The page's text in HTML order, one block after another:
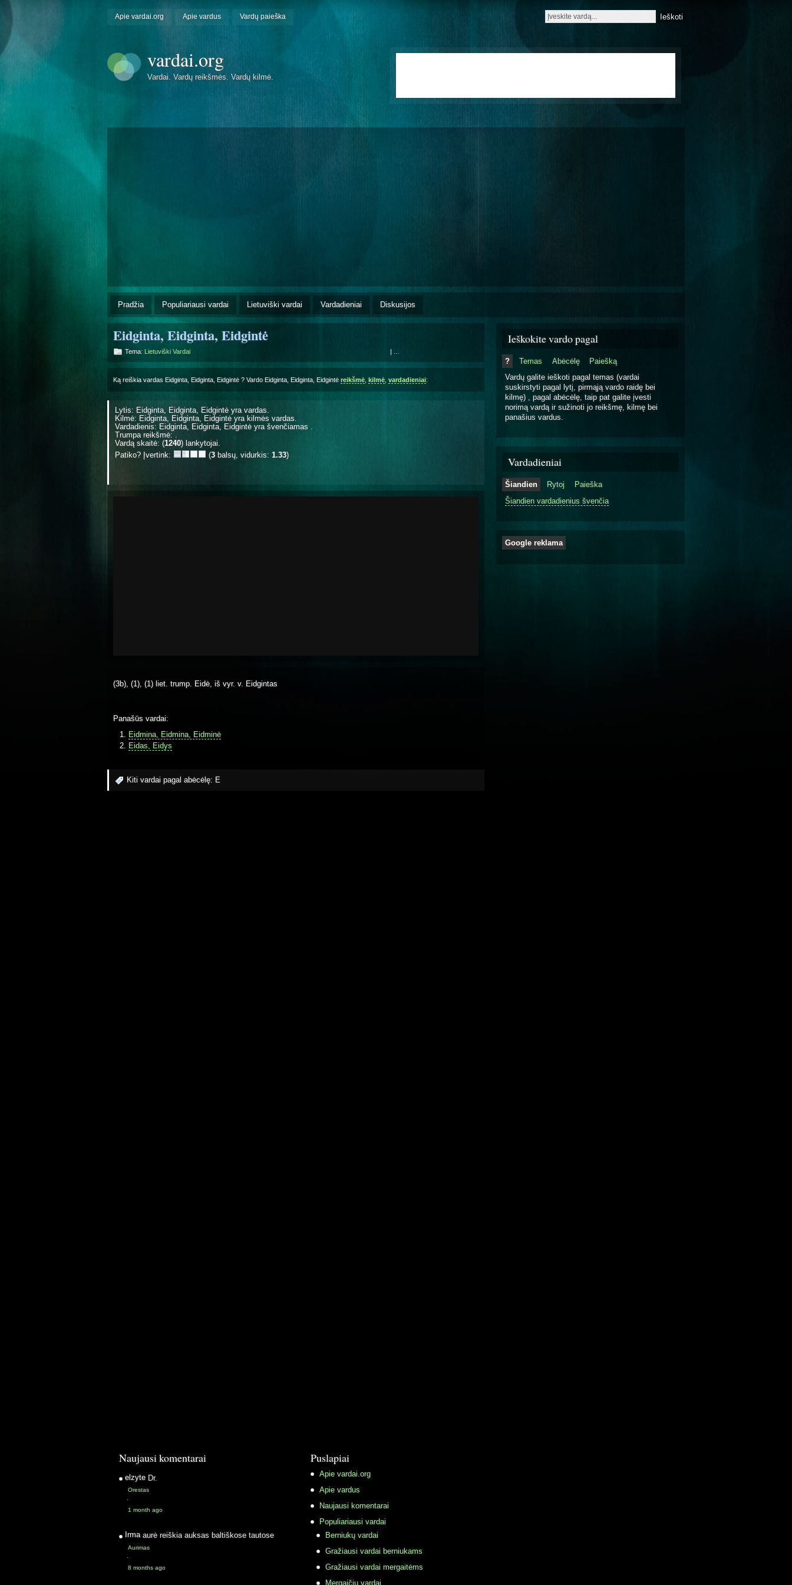
Apie vardai.org Apie vardus Vardų paieška
vardai.org
Vardai. Vardų reikšmės. Vardų kilmė.
Pradžia Populiariausi vardai Lietuviški vardai Vardadieniai Diskusijos
Eidginta, Eidginta, Eidgintė
Tema: Lietuviški Vardai |
Ką reiškia vardas Eidginta, Eidginta, Eidgintė ? Vardo Eidginta, Eidginta, Eidgintė reikšmė kilmė vardadieniai:
Lytis: Eidginta, Eidginta, Eidgintė yra vardas.
Kilmė: Eidginta, Eidginta, Eidgintė yra kilmės vardas.
Vardadienis: Eidginta, Eidginta, Eidgintė yra švenčiamas
Trumpa reikšmė: .
Vardą skaitė: (1240) lankytojai.
Patiko? Įvertink:
(3 balsų, vidurkis: 1.33)
(3b), (1), (1) liet. trump. Eidė, iš vyr. v. Eidgintas
Panašūs vardai:
Eidmina, Eidmina, Eidminė
Eidas, Eidys
Kiti vardai pagal abėcėlę: E
Ieškokite vardo pagal
? Temas Abėcėlę
Paiešką
Vardų galite ieškoti pagal temas (vardai
suskirstyti pagal lytį, pirmąją vardo raidę bei
kilmę) , pagal abėcėlę, taip pat galite įvesti
norimą vardą ir sužinoti jo reikšmę, kilmę bei
panašius vardus.
Vardadieniai
Šiandien Rytoj
Paieška
Šiandien vardadienius švenčia
Google reklama
Naujausi komentarai
elzyte Dr.
Orestas
·
1 month ago
Irma aurė reiškia auksas baltiškose tautose
Aurimas
·
8 months ago
Puslapiai
Apie vardai.org
Apie vardus
Naujausi komentarai
Populiariausi vardai
Berniukų vardai
Gražiausi vardai berniukams
Gražiausi vardai mergaitėms
Mergaičių vardai